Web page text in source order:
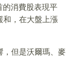
的消費股表現平
和，在大盤上漲
，但是沃爾瑪、麥